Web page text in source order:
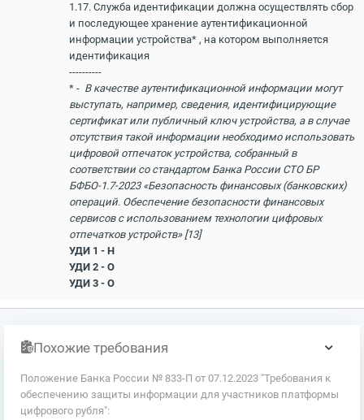
1.17. Служба идентификации должна осуществлять сбор
и последующее хранение аутентификационной
информации устройства* , на котором выполняется
идентификация
----------
* - В качестве аутентификационной информации могут
выступать, например, сведения, идентифицирующие
сертификат или публичный ключ устройства, а в случае
отсутствия такой информации необходимо использовать
цифровой отпечаток устройства, собранный в
соответствии со стандартом Банка России СТО БР
БФБО-1.7-2023 «Безопасность финансовых (банковских)
операций. Обеспечение безопасности финансовых
сервисов с использованием технологии цифровых
отпечатков устройств» [13]
УДИ 1 - Н
УДИ 2 - О
УДИ 3 - О
Похожие требования
Положение Банка России № 833-П от 07.12.2023 "Требования к
обеспечению защиты информации для участников платформы
цифрового рубля":